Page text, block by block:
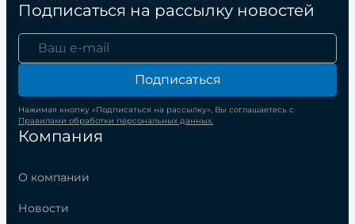
Компания
О компании
Новости
Подписаться на рассылку новостей
Подписаться
Нажимая кнопку «Подписаться на рассылку», Вы соглашаетесь с
Правилами обработки персональных данных.